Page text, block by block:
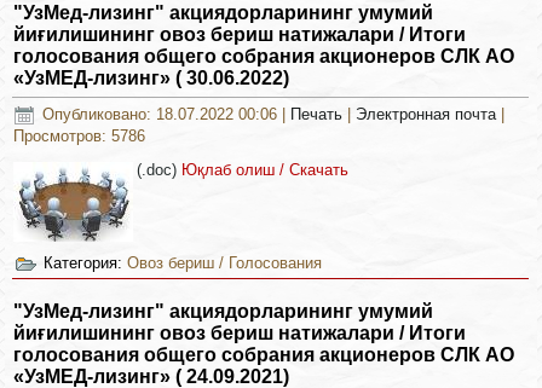
"УзМед-лизинг" акциядорларининг умумий
йиғилишининг овоз бериш натижалари / Итоги
голосования общего собрания акционеров СЛК АО
«УзМЕД-лизинг» ( 30.06.2022)
Опубликовано: 18.07.2022 00:06 Печать Электронная почта
Просмотров: 5786
(.doc) Юқлаб олиш / Скачать
Категория:Овоз бериш / Голосования
"УзМед-лизинг" акциядорларининг умумий
йиғилишининг овоз бериш натижалари / Итоги
голосования общего собрания акционеров СЛК АО
«УзМЕД-лизинг» ( 24.09.2021)